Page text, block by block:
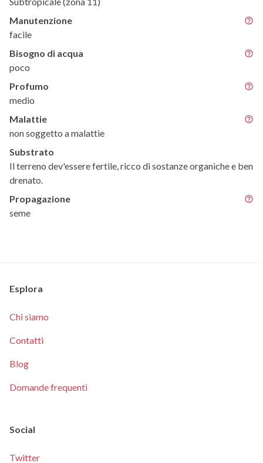
Manutenzione
facile
Bisogno di acqua
poco
Profumo
medio
Malattie
non soggetto a malattie
Substrato
Il terreno dev'essere fertile, ricco di sostanze organiche e ben
drenato.
Propagazione
seme
Esplora
Chi siamo
Contatti
Blog
Domande frequenti
Social
Twitter